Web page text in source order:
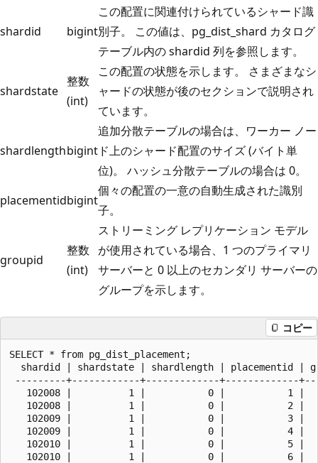
shardid bigint
この配置に関連付けられているシャード識
別子。 この値は、pg_dist_shard カタログ
テーブル内の shardid 列を参照します。
shardstate
整数
(int)
この配置の状態を示します。 さまざまなシ
ャードの状態が後のセクションで説明され
ています。
shardlengthbigint
追加分散テーブルの場合は、ワーカー ノー
ド上のシャード配置のサイズ (バイト単
位)。 ハッシュ分散テーブルの場合は 0。
placementidbigint
個々の配置の一意の自動生成された識別
子。
groupid
整数
(int)
ストリーミング レプリケーション モデル
が使用されている場合、1 つのプライマリ
サーバーと 0 以上のセカンダリ サーバーの
グループを示します。
コピー
SELECT * from pg_dist_placement;
shardid | shardstate | shardlength | placementid |
---------+------------+-------------+-------------
102008 |          1 |           0 |           1 |
102008 |          1 |           0 |           2 |
102009 |          1 |           0 |           3 |
102009 |          1 |           0 |           4 |
102010 |          1 |           0 |           5 |
102010 |          1 |           0 |           6 |